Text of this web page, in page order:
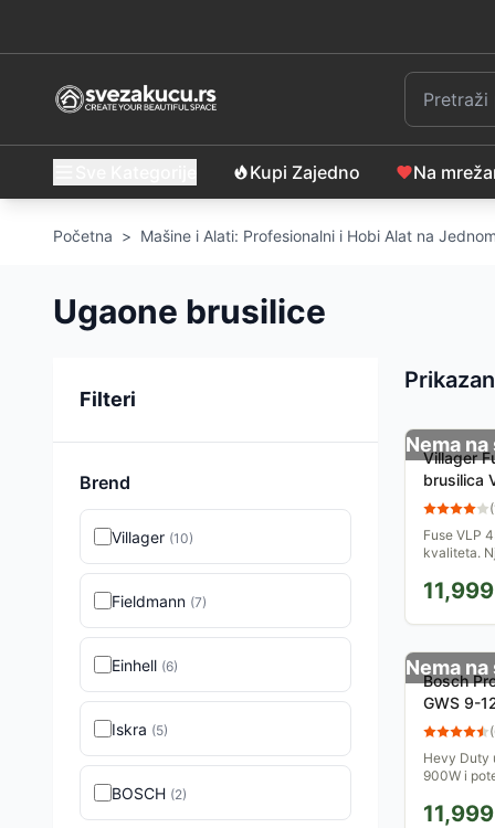
Kupi Zajedno Na
Početna > Mašine i Alati: Profesionalni i Hobi Alat na
Ugaone brusilice
Filteri
Brend
Villager (10)
Fieldmann (7)
Einhell (6)
Iskra (5)
BOSCH (2)
Sortiranje
Nema
Villager
brusilica
(
Fuse VLP
kvaliteta.
Isporučuje
11,999
Nema
Bosch
GWS 9-
(
Hevy Duty
900W i
motorima
11,999